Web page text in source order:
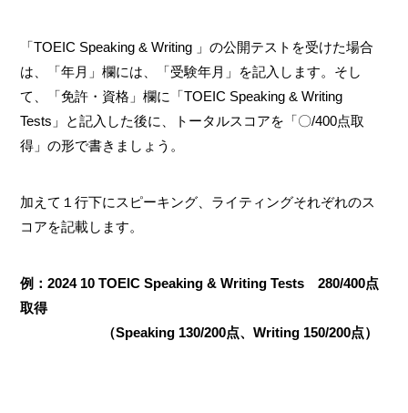
「TOEIC Speaking & Writing 」の公開テストを受けた場合
は、「年月」欄には、「受験年月」を記入します。そし
て、「免許・資格」欄に「TOEIC Speaking & Writing
Tests」と記入した後に、トータルスコアを「〇/400点取
得」の形で書きましょう。
加えて１行下にスピーキング、ライティングそれぞれのス
コアを記載します。
例：2024 10 TOEIC Speaking & Writing Tests 280/400点
取得
（Speaking 130/200点、Writing 150/200点）